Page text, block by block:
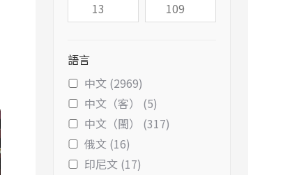
語言
中文 (2969)
中文（客） (5)
中文（閩） (317)
俄文 (16)
印尼文 (17)